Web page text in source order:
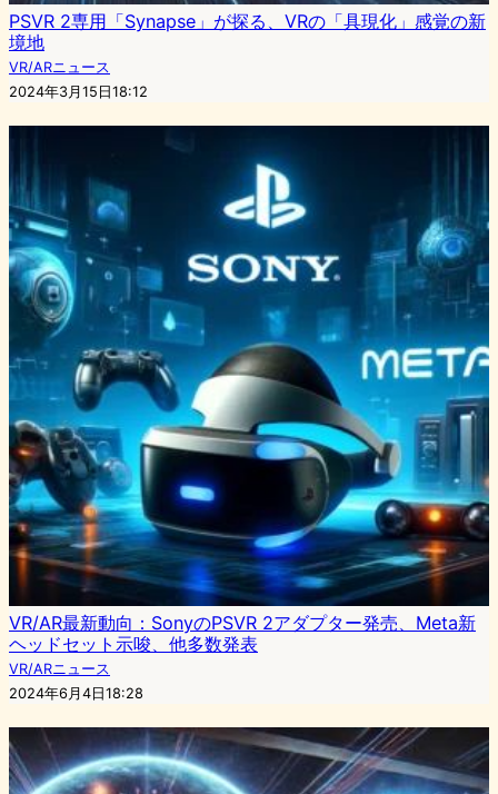
PSVR 2専用「Synapse」が探る、VRの「具現化」感覚の新
境地
VR/ARニュース
2024年3月15日18:12
VR/AR最新動向：SonyのPSVR 2アダプター発売、Meta新
ヘッドセット示唆、他多数発表
VR/ARニュース
2024年6月4日18:28